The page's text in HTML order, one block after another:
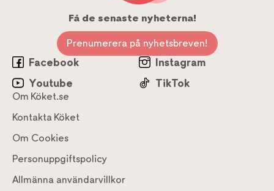
Få de senaste nyheterna!
Prenumerera på nyhetsbreven!
Facebook
Instagram
Youtube
TikTok
Om Köket.se
Kontakta Köket
Om Cookies
Personuppgiftspolicy
Allmänna användarvillkor